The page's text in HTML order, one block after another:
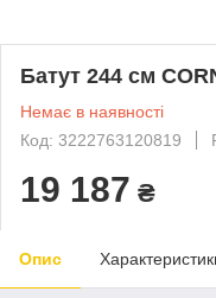
Батут 244 см
Немає в наявності
Код: 3222763120819
19 187 ₴
Опис